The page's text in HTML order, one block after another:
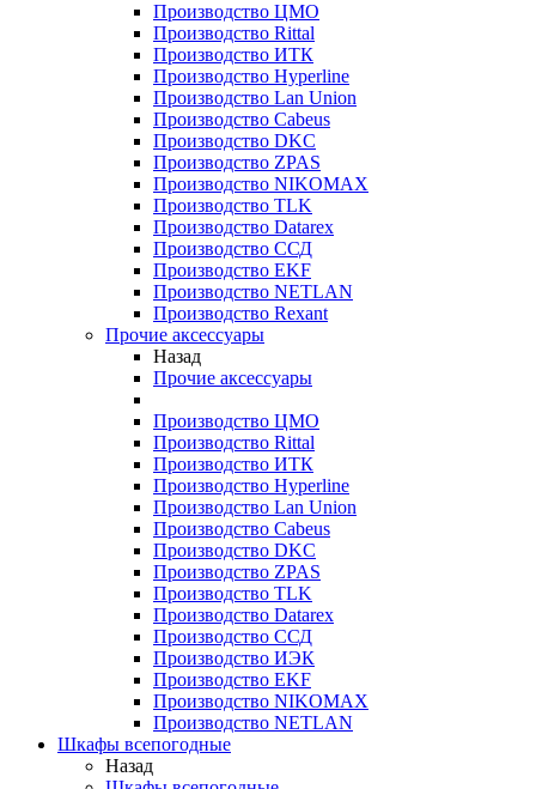
Производство ЦМО
Производство Rittal
Производство ИТК
Производство Hyperline
Производство Lan Union
Производство Cabeus
Производство DKC
Производство ZPAS
Производство NIKOMAX
Производство TLK
Производство Datarex
Производство ССД
Производство EKF
Производство NETLAN
Производство Rexant
Прочие аксеcсуары
Назад
Прочие аксеcсуары
Производство ЦМО
Производство Rittal
Производство ИТК
Производство Hyperline
Производство Lan Union
Производство Cabeus
Производство DKC
Производство ZPAS
Производство TLK
Производство Datarex
Производство ССД
Производство ИЭК
Производство EKF
Производство NIKOMAX
Производство NETLAN
Шкафы всепогодные
Назад